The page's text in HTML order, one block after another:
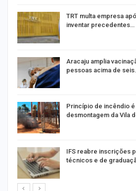
TRT multa empresa
inventar precedentes…
Aracaju amplia
pessoas acima de
Princípio de incêndio
desmontagem da Vila
IFS reabre inscrições
técnicos e de